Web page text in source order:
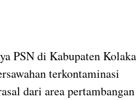
PSN di Kabupaten Kolaka
terkontaminasi
dari area pertambangan